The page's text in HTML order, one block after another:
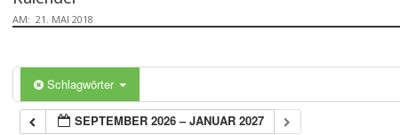
AM: 21. MAI 2018
Schlagwörter
SEPTEMBER 2026 – JANUAR 2027